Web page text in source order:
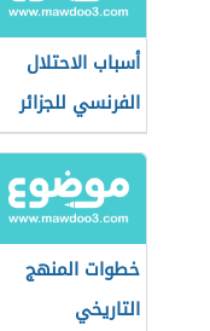
أسباب الاحتلال
الفرنسي للجزائر
خطوات المنهج
التاريخي